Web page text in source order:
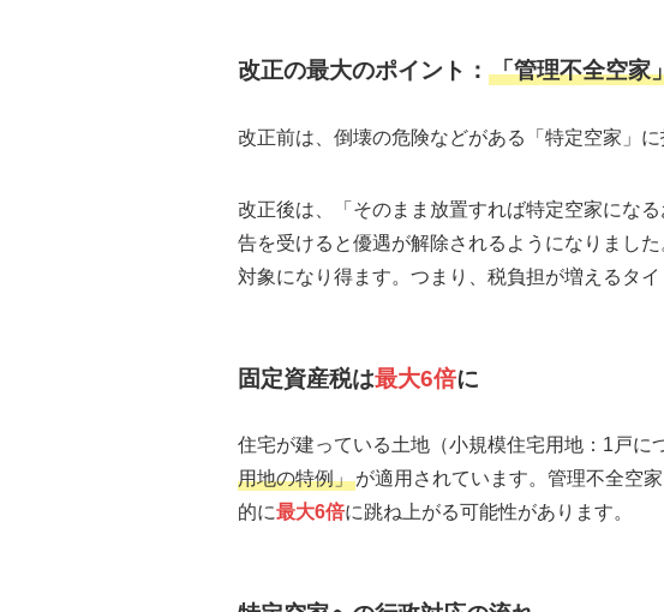
改正の最大のポイント： 「管理不全空家
改正前は、倒壊の危険などがある「特定空家」
改正後は、「そのまま放置すれば特定空家にな
告を受けると優遇が解除されるようになりまし
対象になり得ます。つまり、税負担が増えるタ
固定資産税は最大6倍に
住宅が建っている土地（小規模住宅用地：1戸
用地の特例」が適用されています。管理不全空
的に最大6倍に跳ね上がる可能性があります。